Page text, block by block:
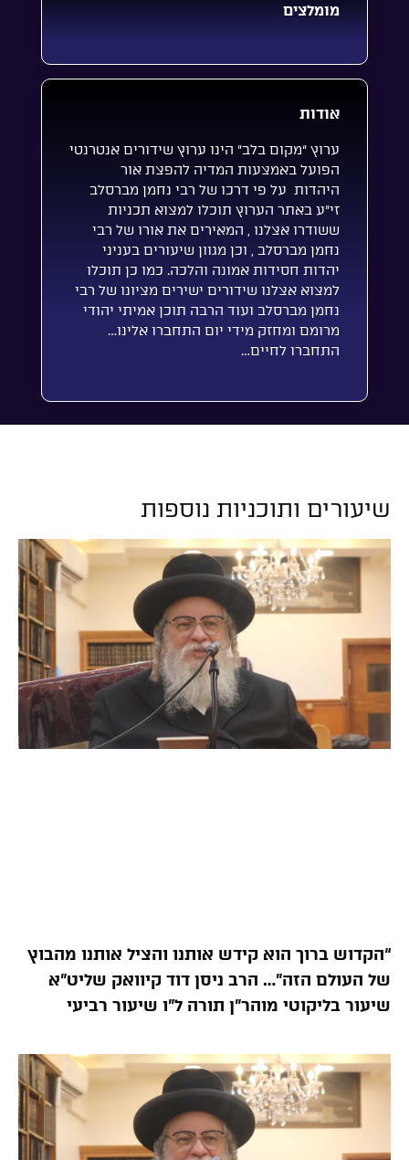
מומלצים
אודות
ערוץ “מקום בלב” הינו ערוץ שידורים אנטרנטי
הפועל באמצעות המדיה להפצת אור
היהדות על פי דרכו של רבי נחמן מברסלב
זי”ע באתר הערוץ תוכלו למצוא תכניות
ששודרו אצלנו , המאירים את אורו של רבי
נחמן מברסלב , וכן מגוון שיעורים בעניני
יהדות חסידות אמונה והלכה. כמו כן תוכלו
למצוא אצלנו שידורים ישירים מציונו של רבי
נחמן מברסלב ועוד הרבה תוכן אמיתי יהודי
מרומם ומחזק מידי יום התחברו אלינו…
התחברו לחיים…
שיעורים ותוכניות נוספות
“הקדוש ברוך הוא קידש אותנו והציל אותנו מהבוץ
של העולם הזה”… הרב ניסן דוד קיוואק שליט”א
שיעור בליקוטי מוהר”ן תורה ל”ו שיעור רביעי